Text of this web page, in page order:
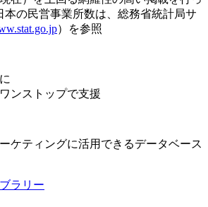
本の民営事業所数は、総務省統計局サ
）を参照
ンストップで支援
ケティングに活用できるデータベース